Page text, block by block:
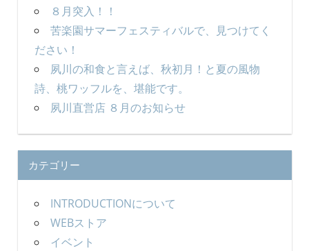
８月突入！！
苦楽園サマーフェスティバルで、見つけてく
ださい！
夙川の和食と言えば、秋初月！と夏の風物
詩、桃ワッフルを、堪能です。
夙川直営店 ８月のお知らせ
カテゴリー
INTRODUCTIONについて
WEBストア
イベント